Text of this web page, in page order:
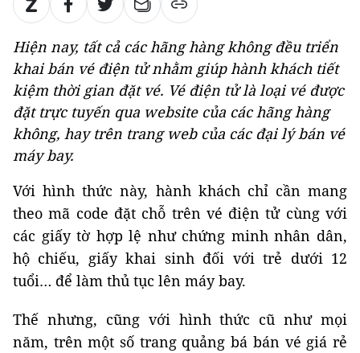
Hiện nay, tất cả các hãng hàng không đều triển
khai bán vé điện tử nhằm giúp hành khách tiết
kiệm thời gian đặt vé. Vé điện tử là loại vé được
đặt trực tuyến qua website của các hãng hàng
không, hay trên trang web của các đại lý bán vé
máy bay.
Với hình thức này, hành khách chỉ cần mang
theo mã code đặt chỗ trên vé điện tử cùng với
các giấy tờ hợp lệ như chứng minh nhân dân,
hộ chiếu, giấy khai sinh đối với trẻ dưới 12
tuổi… để làm thủ tục lên máy bay.
Thế nhưng, cũng với hình thức cũ như mọi
năm, trên một số trang quảng bá bán vé giá rẻ